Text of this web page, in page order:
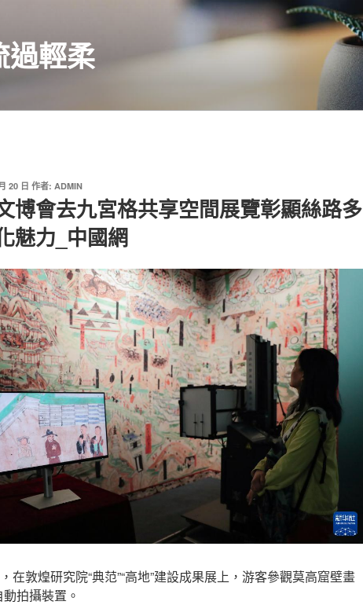
過輕柔
20 日 作者: ADMIN
博會去九宮格共享空間展覽彰顯絲路多
魅力_中國網
在敦煌研究院“典范”“高地”建設成果展上，游客參觀莫高窟壁畫
拍攝裝置。